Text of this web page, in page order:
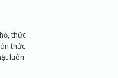
thức
thức
luôn